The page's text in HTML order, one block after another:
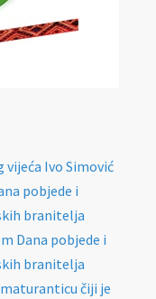
vijeća Ivo Simović
pobjede i
branitelja
Dana pobjede i
branitelja
čiji je